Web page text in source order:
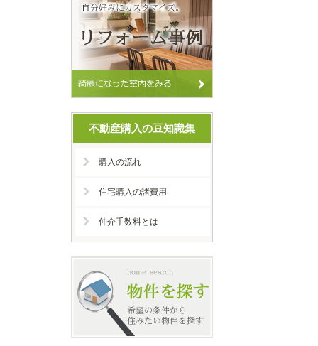
不動産購入の豆知識集
購入の流れ
住宅購入の諸費用
仲介手数料とは